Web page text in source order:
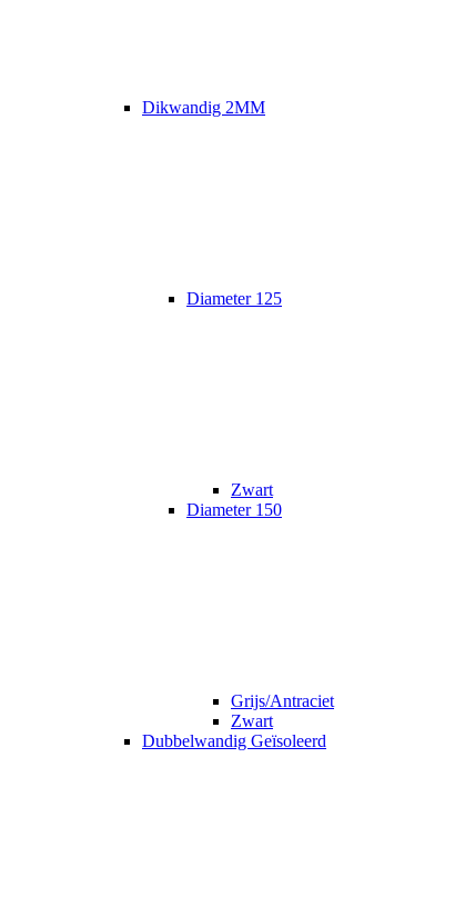
Dikwandig 2MM
Diameter 125
Zwart
Diameter 150
Grijs/Antraciet
Zwart
Dubbelwandig Geïsoleerd